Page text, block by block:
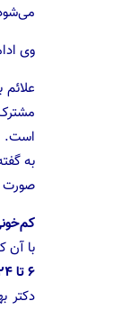
وی
است.
به
صورت
با آن
۶ تا ۲۴ ماهه
دکتر